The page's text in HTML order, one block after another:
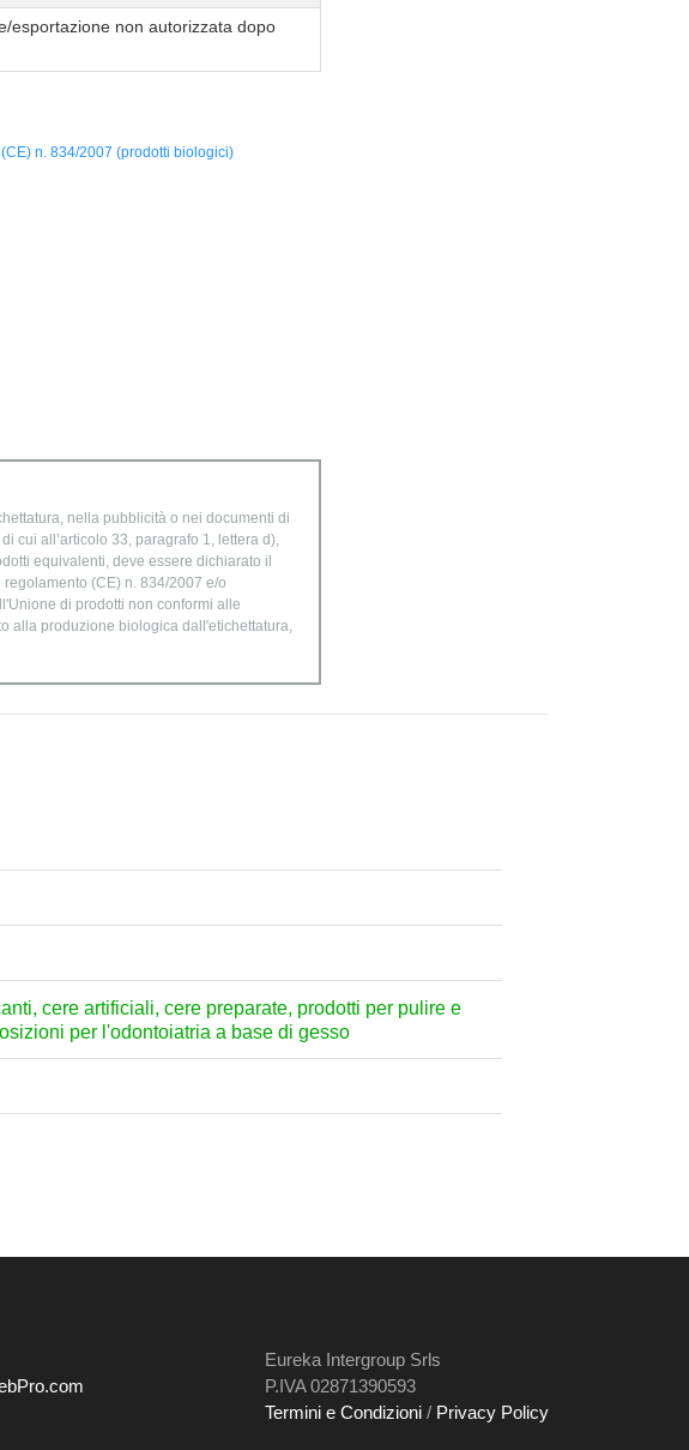
esportazione non autorizzata dopo
n. 834/2007 (prodotti biologici)
nella pubblicità o nei documenti di
cui all’articolo 33, paragrafo 1, lettera d),
equivalenti, deve essere dichiarato il
(CE) n. 834/2007 e/o
di prodotti non conformi alle
alla produzione biologica dall'etichettatura,
cere artificiali, cere preparate, prodotti per pulire e
per l'odontoiatria a base di gesso
Eureka Intergroup Srls
P.IVA 02871390593
Termini e Condizioni / Privacy Policy